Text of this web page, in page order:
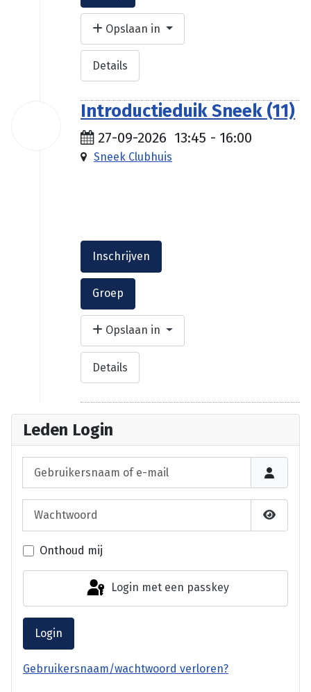
Opslaan in
Details
Introductieduik Sneek (11)
27-09-2026 13:45 - 16:00
Sneek Clubhuis
Inschrijven
Groep
Opslaan in
Details
Leden Login
Gebruikersnaam of e-mail
Wachtwoord
Laat
Onthoud mij
Login met een passkey
Login
Gebruikersnaam/wachtwoord verloren?